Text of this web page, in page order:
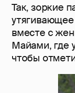
Так, зоркие
вместе с
Майами, где
чтобы